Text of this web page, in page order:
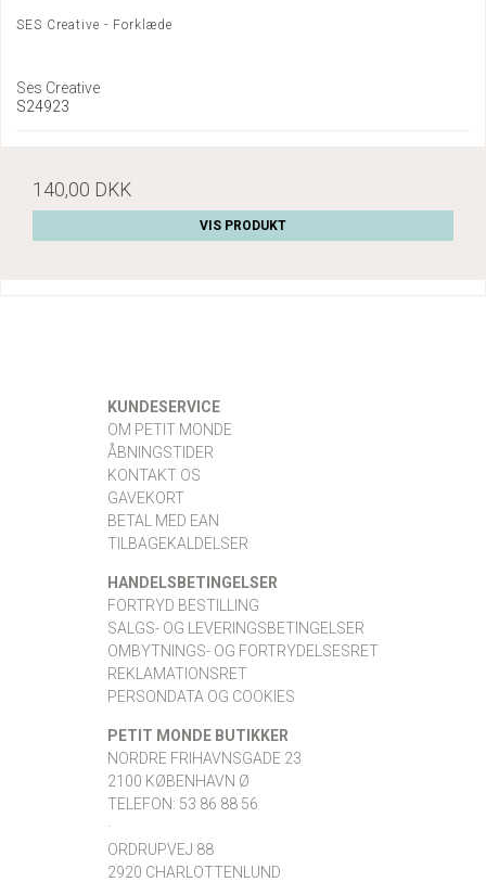
SES Creative - Forklæde
Ses Creative
S24923
140,00 DKK
VIS PRODUKT
KUNDESERVICE
OM PETIT MONDE
ÅBNINGSTIDER
KONTAKT OS
GAVEKORT
BETAL MED EAN
TILBAGEKALDELSER
HANDELSBETINGELSER
FORTRYD BESTILLING
SALGS- OG LEVERINGSBETINGELSER
OMBYTNINGS- OG FORTRYDELSESRET
REKLAMATIONSRET
PERSONDATA OG COOKIES
PETIT MONDE BUTIKKER
NORDRE FRIHAVNSGADE 23
2100 KØBENHAVN Ø
TELEFON: 53 86 88 56
·
ORDRUPVEJ 88
2920 CHARLOTTENLUND